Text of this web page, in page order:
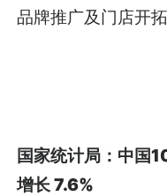
品牌推广及门店开
国家统计局：中国
增长 7.6%